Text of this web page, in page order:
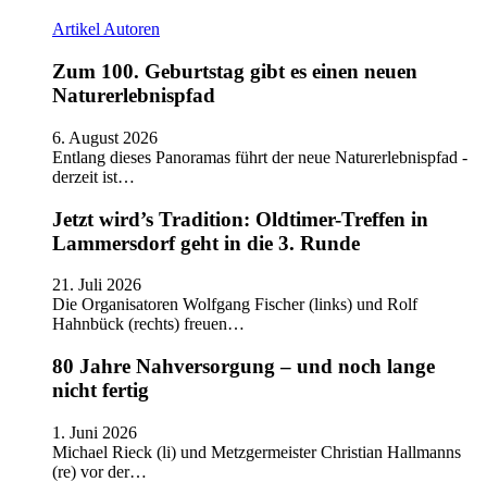
ArtikelAutoren
Zum 100. Geburtstag gibt es einen neuen
Naturerlebnispfad
6. August 2026
Entlang dieses Panoramas führt der neue Naturerlebnispfad -
derzeit ist…
Jetzt wird’s Tradition: Oldtimer-Treffen in
Lammersdorf geht in die 3. Runde
21. Juli 2026
Die Organisatoren Wolfgang Fischer (links) und Rolf
Hahnbück (rechts) freuen…
80 Jahre Nahversorgung – und noch lange
nicht fertig
1. Juni 2026
Michael Rieck (li) und Metzgermeister Christian Hallmanns
(re) vor der…